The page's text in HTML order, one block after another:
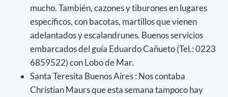
mucho. También, cazones y tiburones en lugares
específicos, con bacotas, martillos que vienen
adelantados y escalandrunes. Buenos servicios
embarcados del guía Eduardo Cañueto (Tel.: 0223
6859522) con Lobo de Mar.
Santa Teresita Buenos Aires : Nos contaba
Christian Maurs que esta semana tampoco hay